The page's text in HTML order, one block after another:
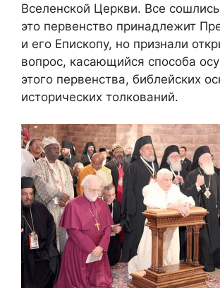
Вселенской Церкви. Все
это первенство принадлежит
и его Епископу, но признали
вопрос, касающийся способа
этого первенства, библейских
исторических толкований.